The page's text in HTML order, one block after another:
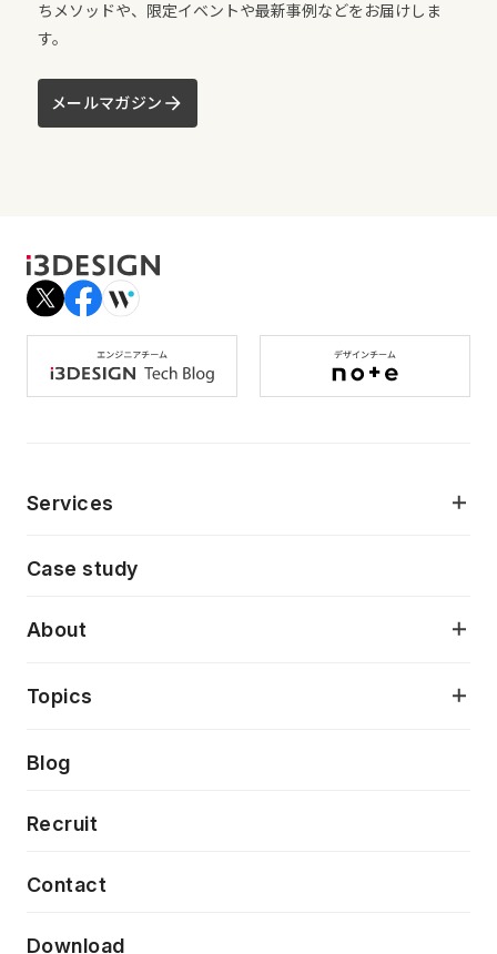
ちメソッドや、限定イベントや最新事例などをお届けしま
す。
メールマガジン
Services
AI駆動開発支援
モダナイゼーション
特徴量エンジニアリングと生成AI
フロントエンド開発
Case study
About
当社が目指しているもの
Topics
Press release
News
Event/Seminer
Blog
Recruit
Contact
Download